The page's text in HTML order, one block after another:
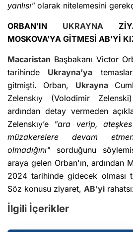
yanlısı" olarak nitelemesini
ORBAN’IN UKRAYNA
MOSKOVA’YA GİTMESİ AB’Yİ
Macaristan Başbakanı Victor
tarihinde Ukrayna’ya
gitmişti. Orban, Ukrayna
Zelenskıy (Volodimir
ardından detay vermeden
Zelenskıy’e "ara verip,
müzakerelere devam
olmadığını" sorduğunu
araya gelen Orban'ın, ardından
2024 tarihinde gidecek olması
Söz konusu ziyaret, AB’yi
İlgili İçerikler